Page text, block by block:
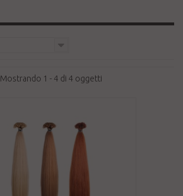
Mostrando 1 - 4 di 4 oggetti